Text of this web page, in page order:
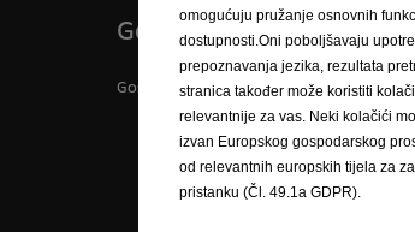
Gospodarska vozila
Gospodarska vozila i više
omogućuju pružanje osnovnih
dostupnosti.Oni poboljšavaju
prepoznavanja jezika, rezultata
stranica također može koristiti
relevantnije za vas. Neki kolačići
izvan Europskog gospodarskog
od relevantnih europskih tijela za
pristanku (Čl. 49.1a GDPR).